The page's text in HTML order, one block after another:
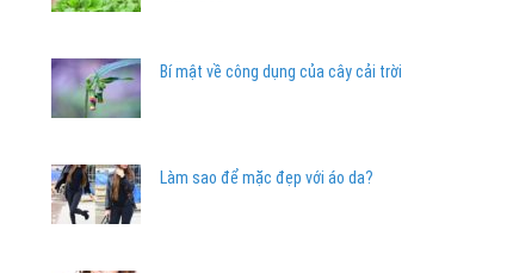
Bí mật về công dụng của cây cải trời
Làm sao để mặc đẹp với áo da?